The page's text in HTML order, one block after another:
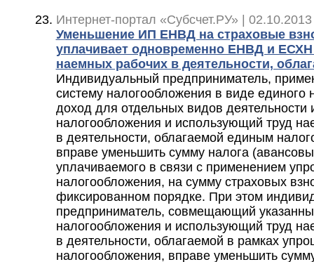
Интернет-портал «Субсчет.РУ» |
Уменьшение ИП ЕНВД на страховые
уплачивает одновременно ЕНВД и ЕСХН
наемных рабочих в деятельности,
Индивидуальный предприниматель,
систему налогообложения в виде единого
доход для отдельных видов
налогообложения и использующий труд
в деятельности, облагаемой единым
вправе уменьшить сумму налога
уплачиваемого в связи с применением
налогообложения, на сумму страховых
фиксированном порядке. При этом
предприниматель, совмещающий
налогообложения и использующий труд
в деятельности, облагаемой в рамках
налогообложения, вправе уменьшить